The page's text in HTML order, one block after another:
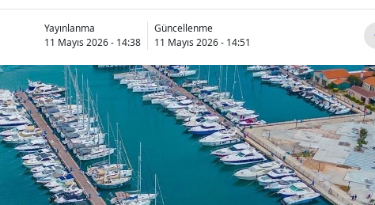
Yayınlanma
11 Mayıs 2026 - 14:38
Güncellenme
11 Mayıs 2026 - 14:51